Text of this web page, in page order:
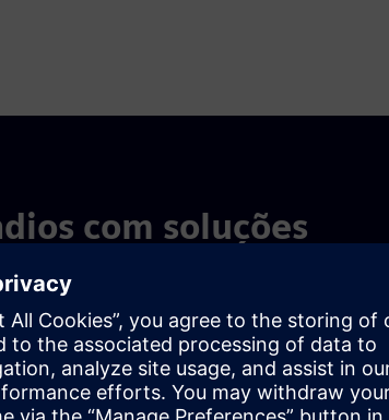
com soluções
uma segurança fiável e abrangente. Todos
de laço grande. Além disso, graças
baixos.